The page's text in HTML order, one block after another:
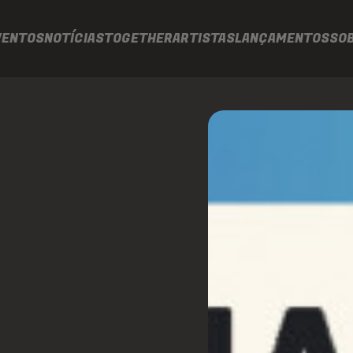
NOTÍCIASTOGETHERARTISTASLANÇAMENTOS